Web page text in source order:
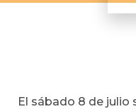
El sábado 8 de julio